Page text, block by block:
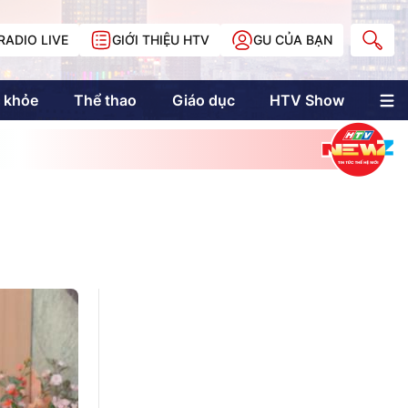
LIVE GIỚI THIỆU HTV GU CỦA BẠN
khỏe Thể thao Giáo dục HTV Show
Multimedia
Multiform